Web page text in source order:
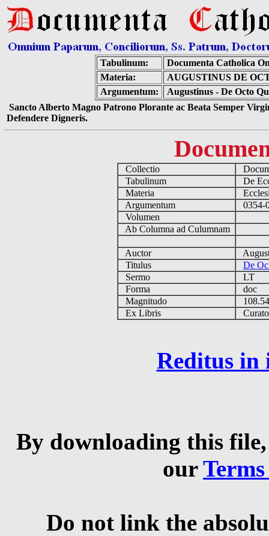
Tabulinum:
Documenta Catholica
Materia:
AUGUSTINUS DE
Argumentum:
Augustinus - De Octo
Sancto Alberto Magno Patrono Plorante ac Beata Semper
Defendere Digneris.
Collectio
Tabulinum
De
Materia
Argumentum
0354-
Volumen
Ab Columna ad Culumnam
Auctor
Titulus
De
Sermo
LT
Forma
doc
Magnitudo
Ex Libris
Reditus in
By downloading this
our
Do not link the